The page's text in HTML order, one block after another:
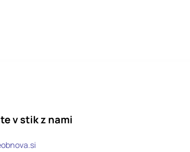
v stik z nami